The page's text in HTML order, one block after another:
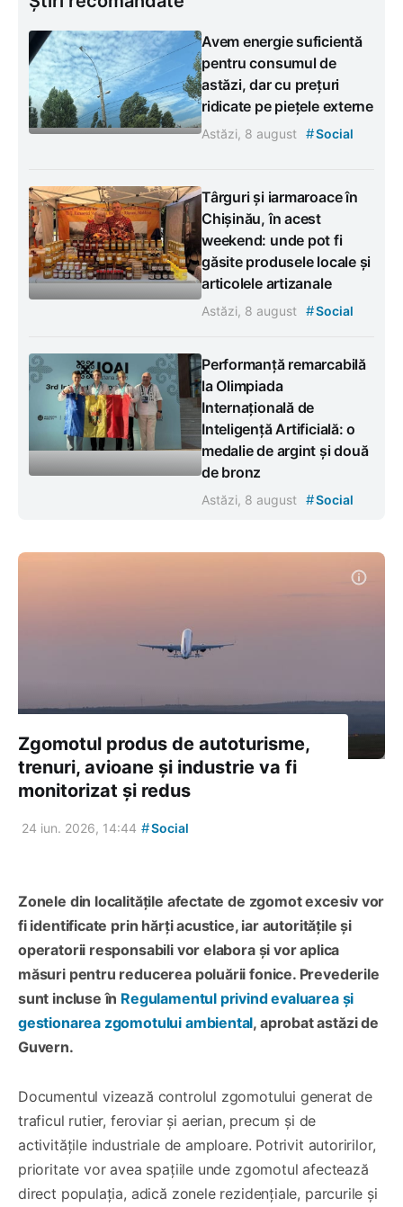
Avem energie suficientă
pentru consumul de
astăzi, dar cu prețuri
ridicate pe piețele externe
Astăzi, 8 august #Social
Târguri și iarmaroace în
Chișinău, în acest
weekend: unde pot fi
găsite produsele locale și
articolele artizanale
Astăzi, 8 august #Social
Performanță remarcabilă
la Olimpiada
Internațională de
Inteligență Artificială: o
medalie de argint și două
de bronz
Astăzi, 8 august #Social
Zgomotul produs de autoturisme,
trenuri, avioane și industrie va fi
monitorizat și redus
24 iun. 2026, 14:44 #Social
Zonele din localitățile afectate de zgomot excesiv vor
fi identificate prin hărți acustice, iar autoritățile și
operatorii responsabili vor elabora și vor aplica
măsuri pentru reducerea poluării fonice. Prevederile
sunt incluse în Regulamentul privind evaluarea și
gestionarea zgomotului ambiental, aprobat astăzi de
Guvern.
Documentul vizează controlul zgomotului generat de
traficul rutier, feroviar și aerian, precum și de
activitățile industriale de amploare. Potrivit autoririlor,
prioritate vor avea spațiile unde zgomotul afectează
direct populația, adică zonele rezidențiale, parcurile și